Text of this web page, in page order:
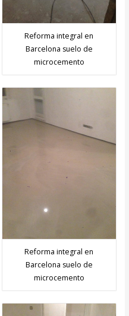
Reforma integral en
Barcelona suelo de
microcemento
Reforma integral en
Barcelona suelo de
microcemento